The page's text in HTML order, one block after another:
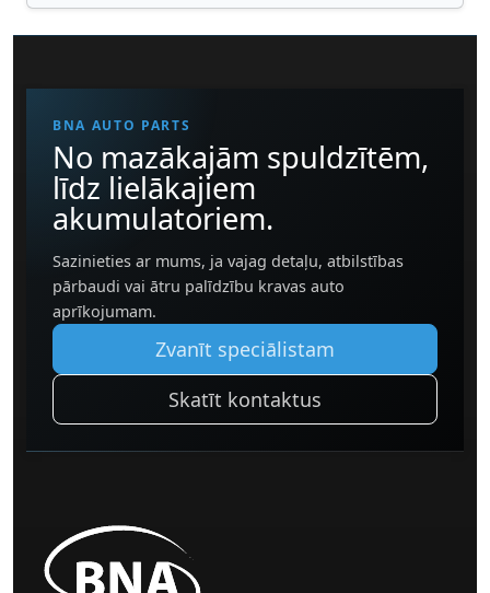
BNA AUTO PARTS
No mazākajām spuldzītēm,
līdz lielākajiem
akumulatoriem.
Sazinieties ar mums, ja vajag detaļu, atbilstības
pārbaudi vai ātru palīdzību kravas auto
aprīkojumam.
Zvanīt speciālistam
Skatīt kontaktus